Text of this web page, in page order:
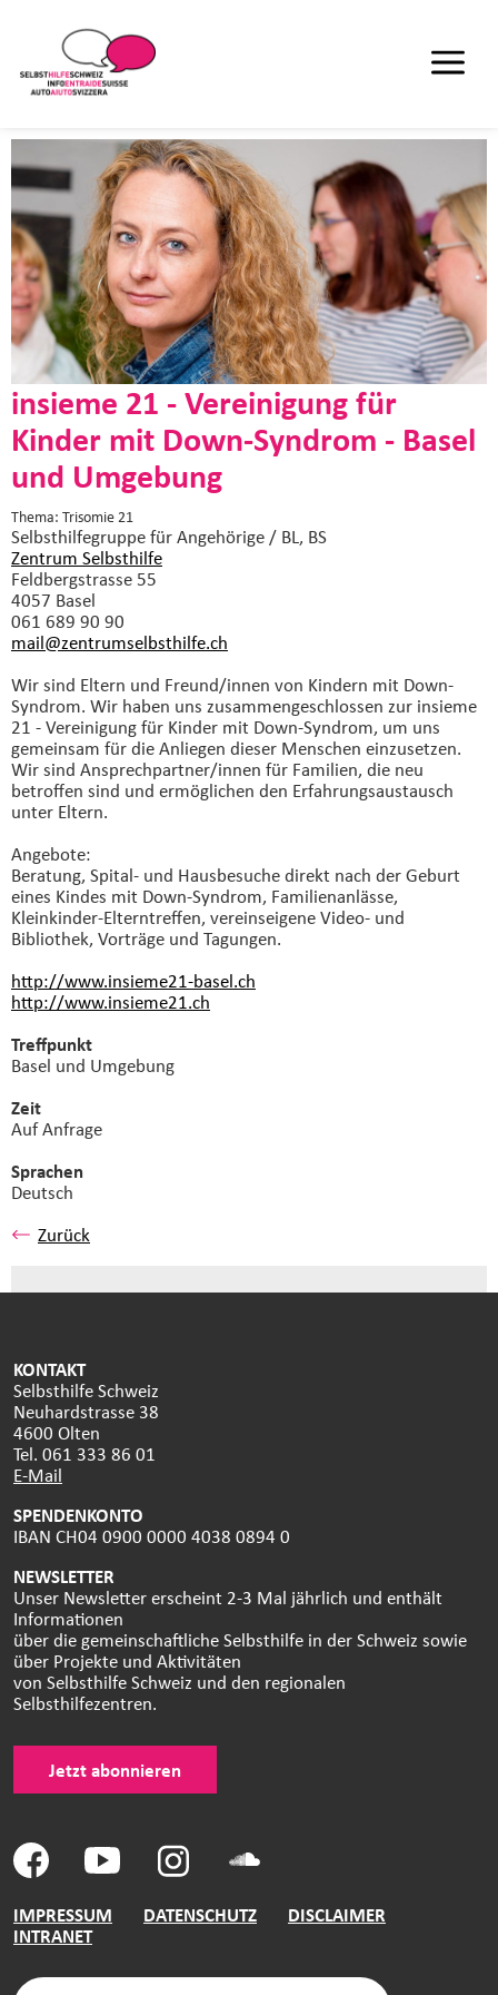
insieme 21 - Vereinigung für
Kinder mit Down-Syndrom - Basel
und Umgebung
Thema: Trisomie 21
Selbsthilfegruppefür Angehörige / BL, BS
Zentrum Selbsthilfe
Feldbergstrasse 55
4057 Basel
061 689 90 90
mail@zentrumselbsthilfe.ch
Wir sind Eltern und Freund/innen von Kindern mit Down-
Syndrom. Wir haben uns zusammengeschlossen zur insieme
21 - Vereinigung für Kinder mit Down-Syndrom, um uns
gemeinsam für die Anliegen dieser Menschen einzusetzen.
Wir sind Ansprechpartner/innen für Familien, die neu
betroffen sind und ermöglichen den Erfahrungsaustausch
unter Eltern.
Angebote:
Beratung, Spital- und Hausbesuche direkt nach der Geburt
eines Kindes mit Down-Syndrom, Familienanlässe,
Kleinkinder-Elterntreffen, vereinseigene Video- und
Bibliothek, Vorträge und Tagungen.
http://www.insieme21-basel.ch
http://www.insieme21.ch
Treffpunkt
Basel und Umgebung
Zeit
Auf Anfrage
Sprachen
Deutsch
Zurück
KONTAKT
Selbsthilfe Schweiz
Neuhardstrasse 38
4600 Olten
Tel. 061 333 86 01
E-Mail
SPENDENKONTO
IBAN CH04 0900 0000 4038 0894 0
NEWSLETTER
Unser Newsletter erscheint 2-3 Mal jährlich und enthält
Informationen
über die gemeinschaftliche Selbsthilfe in der Schweiz sowie
über Projekte und Aktivitäten
von Selbsthilfe Schweiz und den regionalen
Selbsthilfezentren.
Jetzt abonnieren
IMPRESSUM DATENSCHUTZ
DISCLAIMER
INTRANET